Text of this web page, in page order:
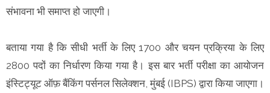
संभावना भी समाप्त हो जाएगी।
बताया गया है कि सीधी भर्ती के लिए 1700 और चयन प्रक्रिया के लिए
2800 पदों का निर्धारण किया गया है। इस बार भर्ती परीक्षा का आयोजन
इंस्टिट्यूट ऑफ़ बैंकिंग पर्सनल सिलेक्शन, मुंबई (IBPS) द्वारा किया जाएगा।